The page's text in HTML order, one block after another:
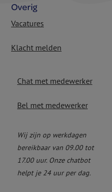
Overig
Vacatures
Klacht melden
Chat met medewerker
Bel met medewerker
Wij zijn op werkdagen
bereikbaar van 09.00 tot
17.00 uur. Onze chatbot
helpt je 24 uur per dag.